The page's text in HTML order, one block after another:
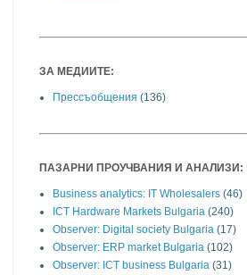
ЗА МЕДИИТЕ:
Прессъобщения (136)
ПАЗАРНИ ПРОУЧВАНИЯ И АНАЛИЗИ:
Business analytics: IT Wholesalers (46)
ICT Hardware Markets Bulgaria (240)
Observer: Digital society Bulgaria (17)
Observer: ERP market Bulgaria (102)
Observer: ICT business Bulgaria (31)